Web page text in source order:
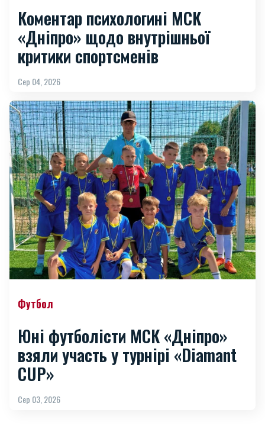
Коментар психологині МСК
«Дніпро» щодо внутрішньої
критики спортсменів
Сер 04, 2026
Футбол
Юні футболісти МСК «Дніпро»
взяли участь у турнірі «Diamant
CUP»
Сер 03, 2026